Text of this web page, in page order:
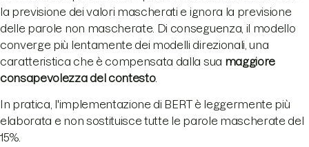
la previsione dei valori mascherati e ignora la previsione
delle parole non mascherate. Di conseguenza, il modello
converge più lentamente dei modelli direzionali, una
caratteristica che è compensata dalla sua maggiore
consapevolezza del contesto.
In pratica, l'implementazione di BERT è leggermente più
elaborata e non sostituisce tutte le parole mascherate del
15%.